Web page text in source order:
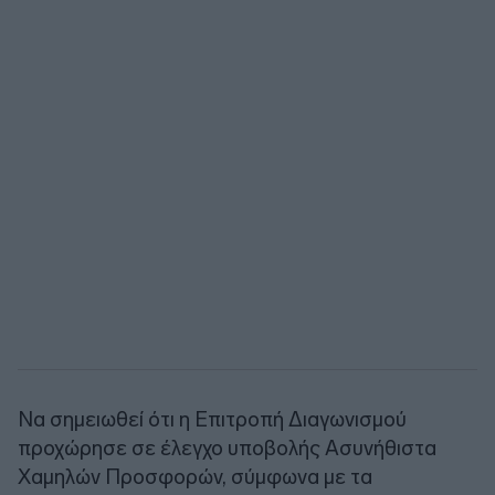
Να σημειωθεί ότι η Επιτροπή Διαγωνισμού
προχώρησε σε έλεγχο υποβολής Ασυνήθιστα
Χαμηλών Προσφορών, σύμφωνα με τα